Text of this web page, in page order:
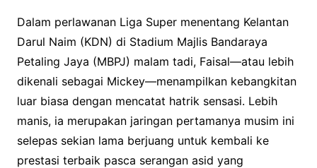
Dalam perlawanan Liga Super menentang Kelantan
Darul Naim (KDN) di Stadium Majlis Bandaraya
Petaling Jaya (MBPJ) malam tadi, Faisal—atau lebih
dikenali sebagai Mickey—menampilkan kebangkitan
luar biasa dengan mencatat hatrik sensasi. Lebih
manis, ia merupakan jaringan pertamanya musim ini
selepas sekian lama berjuang untuk kembali ke
prestasi terbaik pasca serangan asid yang